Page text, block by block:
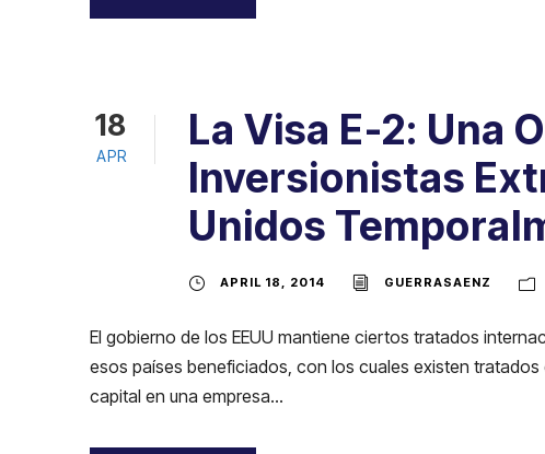
18
APR
La Visa E-2: Una
Inversionistas
Unidos
APRIL 18, 2014 GUERRASAENZ
El gobierno de los EEUU mantiene ciertos tratados
esos países beneficiados, con los cuales existen
capital en una empresa...